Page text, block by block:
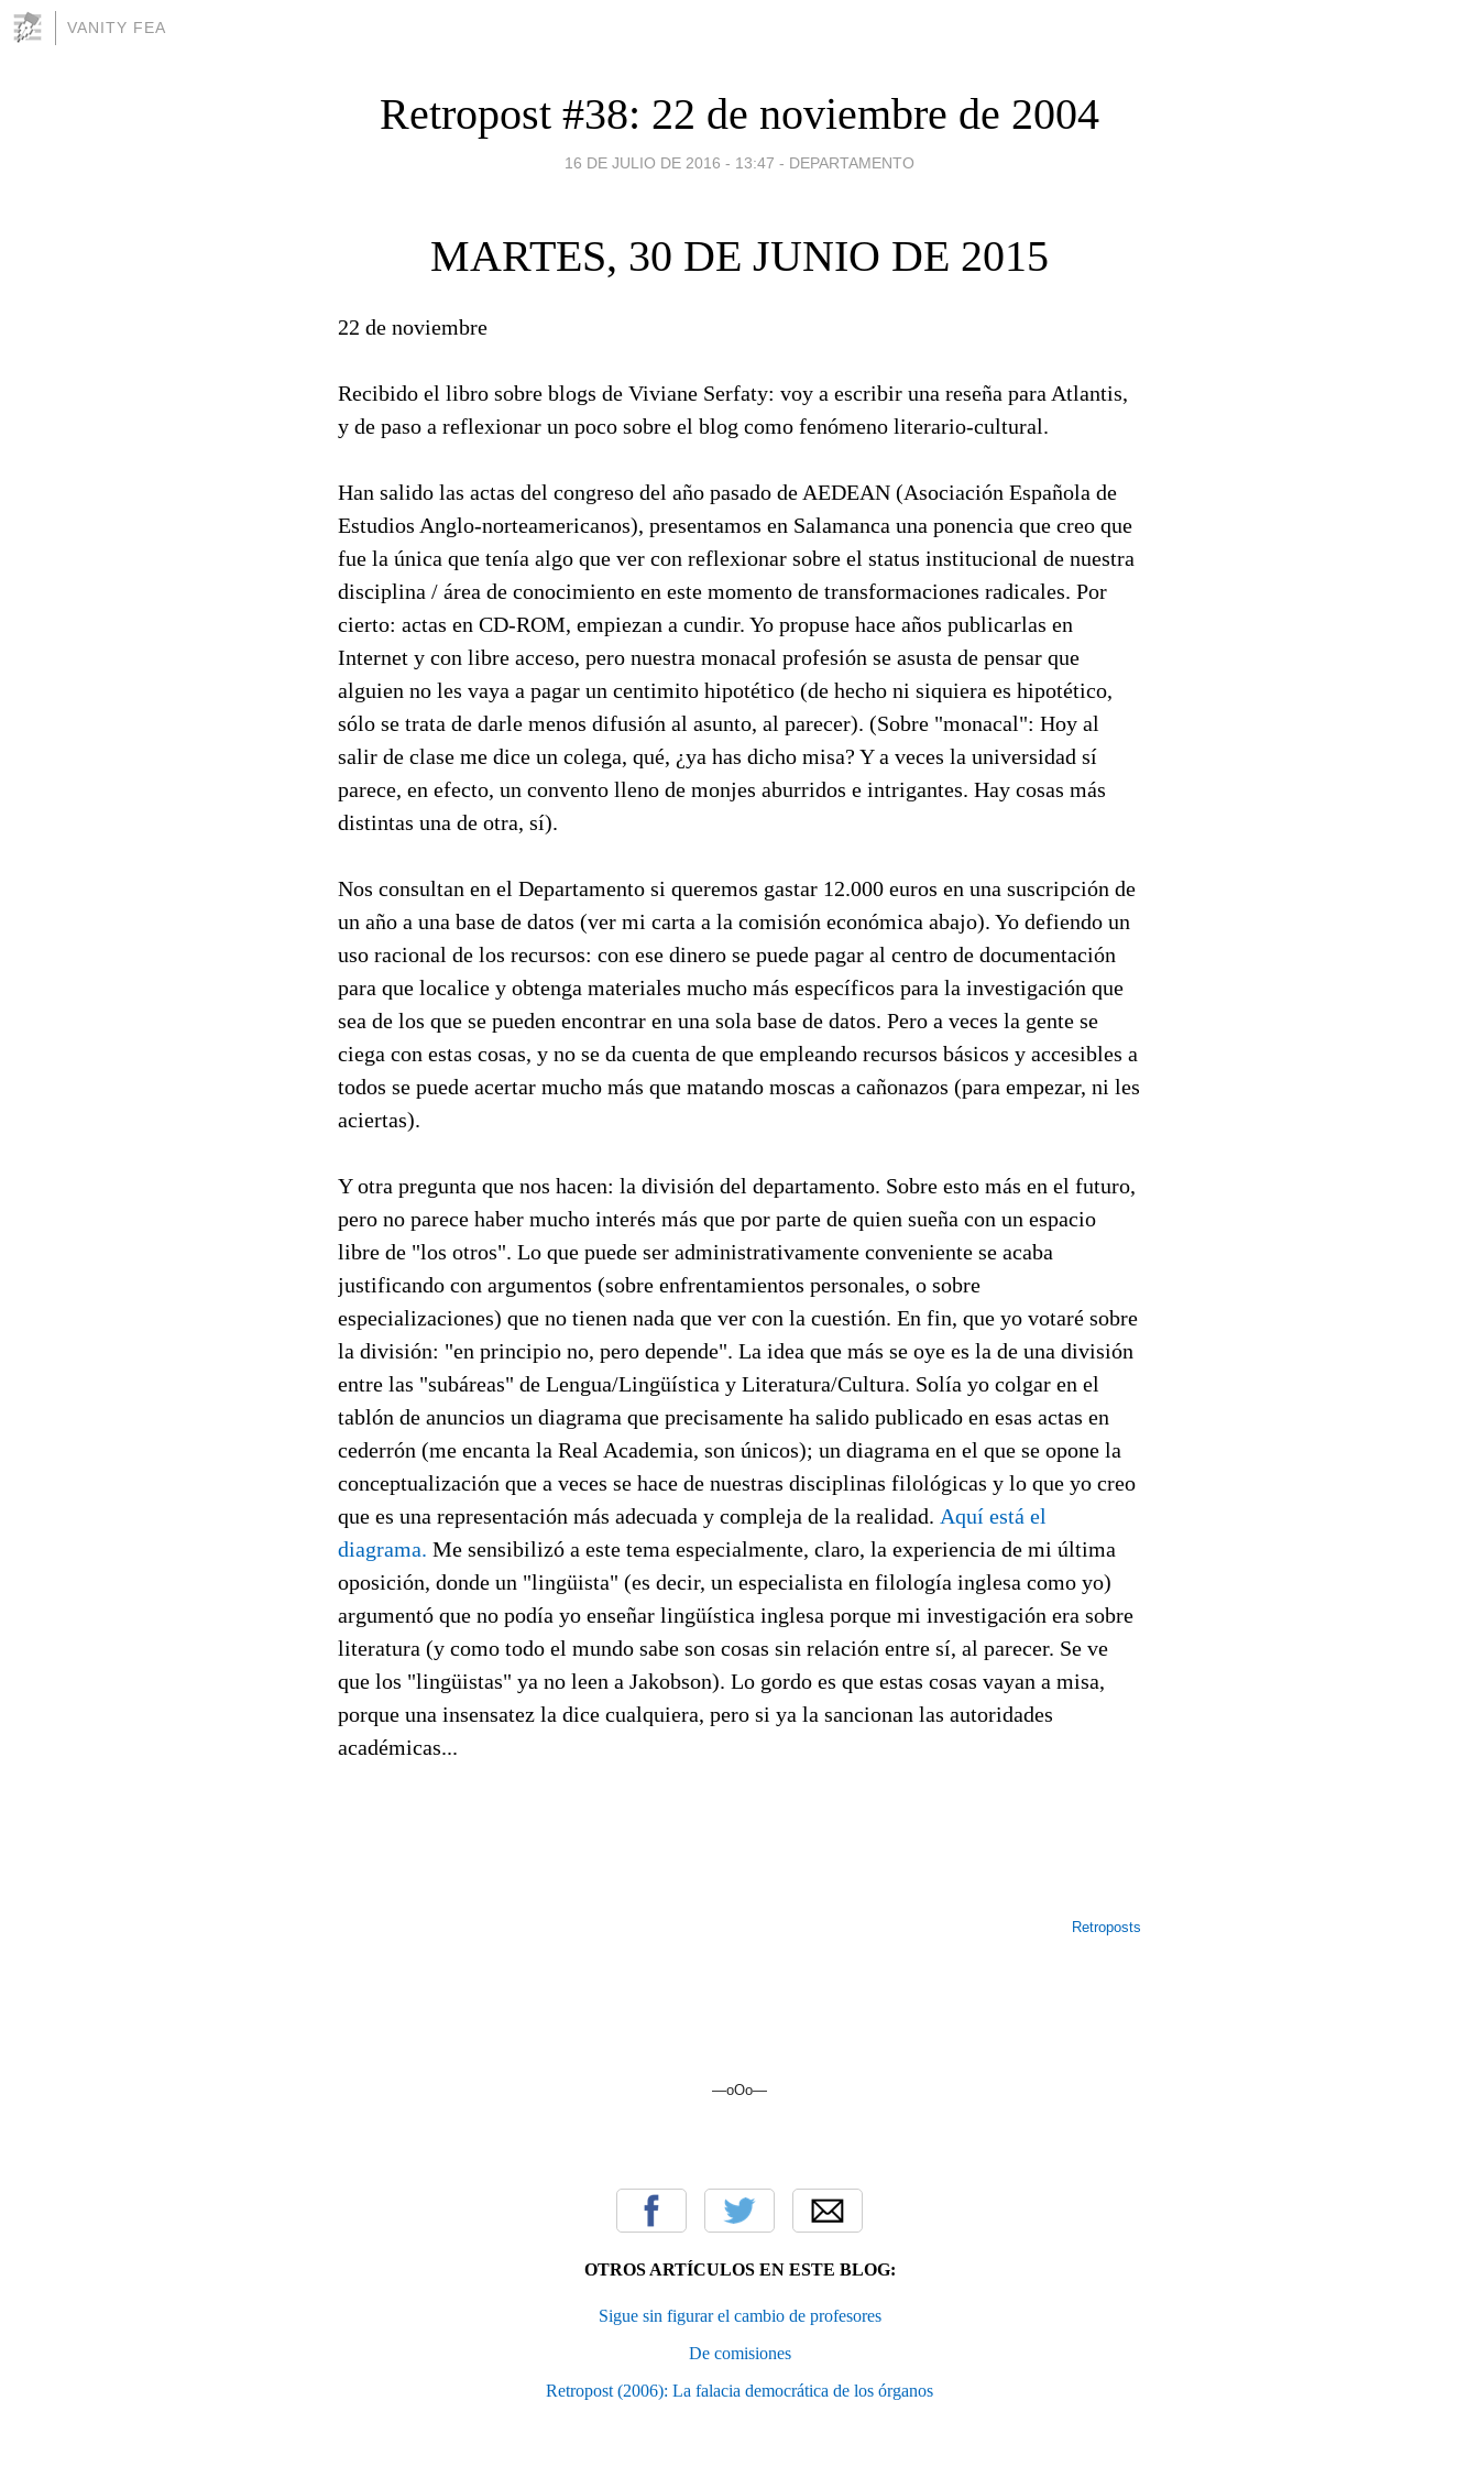
VANITY FEA
Retropost #38: 22 de noviembre de 2004
16 DE JULIO DE 2016 - 13:47 - DEPARTAMENTO
MARTES, 30 DE JUNIO DE 2015
22 de noviembre
Recibido el libro sobre blogs de Viviane Serfaty: voy a escribir una reseña para Atlantis,
y de paso a reflexionar un poco sobre el blog como fenómeno literario-cultural.
Han salido las actas del congreso del año pasado de AEDEAN (Asociación Española de
Estudios Anglo-norteamericanos), presentamos en Salamanca una ponencia que creo que
fue la única que tenía algo que ver con reflexionar sobre el status institucional de nuestra
disciplina / área de conocimiento en este momento de transformaciones radicales. Por
cierto: actas en CD-ROM, empiezan a cundir. Yo propuse hace años publicarlas en
Internet y con libre acceso, pero nuestra monacal profesión se asusta de pensar que
alguien no les vaya a pagar un centimito hipotético (de hecho ni siquiera es hipotético,
sólo se trata de darle menos difusión al asunto, al parecer). (Sobre "monacal": Hoy al
salir de clase me dice un colega, qué, ¿ya has dicho misa? Y a veces la universidad sí
parece, en efecto, un convento lleno de monjes aburridos e intrigantes. Hay cosas más
distintas una de otra, sí).
Nos consultan en el Departamento si queremos gastar 12.000 euros en una suscripción de
un año a una base de datos (ver mi carta a la comisión económica abajo). Yo defiendo un
uso racional de los recursos: con ese dinero se puede pagar al centro de documentación
para que localice y obtenga materiales mucho más específicos para la investigación que
sea de los que se pueden encontrar en una sola base de datos. Pero a veces la gente se
ciega con estas cosas, y no se da cuenta de que empleando recursos básicos y accesibles a
todos se puede acertar mucho más que matando moscas a cañonazos (para empezar, ni les
aciertas).
Y otra pregunta que nos hacen: la división del departamento. Sobre esto más en el futuro,
pero no parece haber mucho interés más que por parte de quien sueña con un espacio
libre de "los otros". Lo que puede ser administrativamente conveniente se acaba
justificando con argumentos (sobre enfrentamientos personales, o sobre
especializaciones) que no tienen nada que ver con la cuestión. En fin, que yo votaré sobre
la división: "en principio no, pero depende". La idea que más se oye es la de una división
entre las "subáreas" de Lengua/Lingüística y Literatura/Cultura. Solía yo colgar en el
tablón de anuncios un diagrama que precisamente ha salido publicado en esas actas en
cederrón (me encanta la Real Academia, son únicos); un diagrama en el que se opone la
conceptualización que a veces se hace de nuestras disciplinas filológicas y lo que yo creo
que es una representación más adecuada y compleja de la realidad. Aquí está el
diagrama. Me sensibilizó a este tema especialmente, claro, la experiencia de mi última
oposición, donde un "lingüista" (es decir, un especialista en filología inglesa como yo)
argumentó que no podía yo enseñar lingüística inglesa porque mi investigación era sobre
literatura (y como todo el mundo sabe son cosas sin relación entre sí, al parecer. Se ve
que los "lingüistas" ya no leen a Jakobson). Lo gordo es que estas cosas vayan a misa,
porque una insensatez la dice cualquiera, pero si ya la sancionan las autoridades
académicas...
Retroposts
—oOo—
OTROS ARTÍCULOS EN ESTE BLOG:
Sigue sin figurar el cambio de profesores
De comisiones
Retropost (2006): La falacia democrática de los órganos